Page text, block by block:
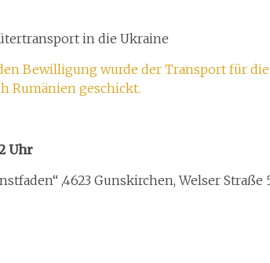
in die Ukraine
Bewilligung wurde der Transport für
Rumänien geschickt.
Uhr
,4623 Gunskirchen, Welser Straße